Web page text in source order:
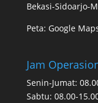
Bekasi-Sidoarjo-
Peta: Google
Jam
Senin-Jumat:
Sabtu: 08.00-